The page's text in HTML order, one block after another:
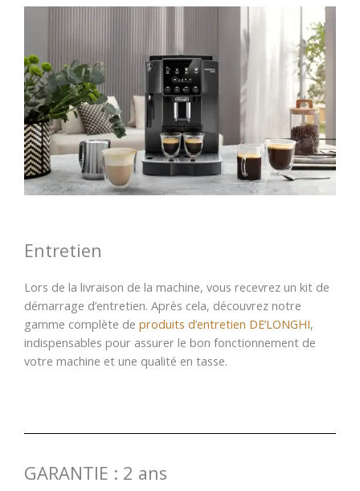
Entretien
Lors de la livraison de la machine, vous recevrez un kit de
démarrage d’entretien. Après cela, découvrez notre
gamme complète de produits d’entretien DE’LONGHI,
indispensables pour assurer le bon fonctionnement de
votre machine et une qualité en tasse.
GARANTIE : 2 ans